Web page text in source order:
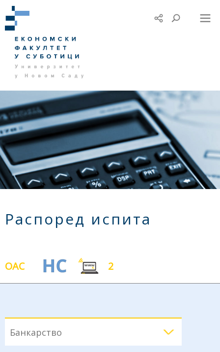
Распоред испита
ОАС 2
Банкарство